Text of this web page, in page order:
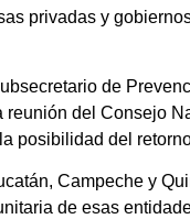
privadas y
de
del Consejo
posibilidad del
Campeche y
de esas